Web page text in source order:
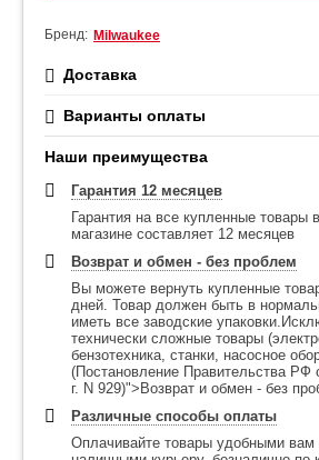
Бренд: Milwaukee
Доставка
Варианты оплаты
Наши преимущества
Гарантия 12 месяцев
Гарантия на все купленные товары
магазине составляет 12 месяцев
Возврат и обмен - без проблем
Вы можете вернуть купленные
дней. Товар должен быть в
иметь все заводские
технически сложные товары
бензотехника, станки, насосное
(Постановление Правительства РФ
г. N 929)">Возврат и обмен - без
Различные способы оплаты
Оплачивайте товары удобными вам